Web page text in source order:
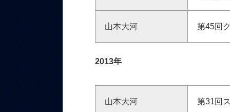
山本大河 第45回
2013年
山本大河 第31回